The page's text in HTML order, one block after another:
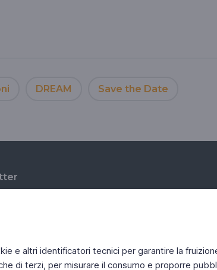
e altri identificatori tecnici per garantire la
di terzi, per misurare il consumo e proporre
DREAM Save the Date